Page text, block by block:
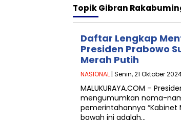
TopikGibran
Daftar Lengkap
Presiden Prabowo
Merah Putih
NASIONAL | Senin, 21 Oktober
MALUKURAYA.COM –
mengumumkan nama-
pemerintahannya “Kabinet
bawah ini adalah…